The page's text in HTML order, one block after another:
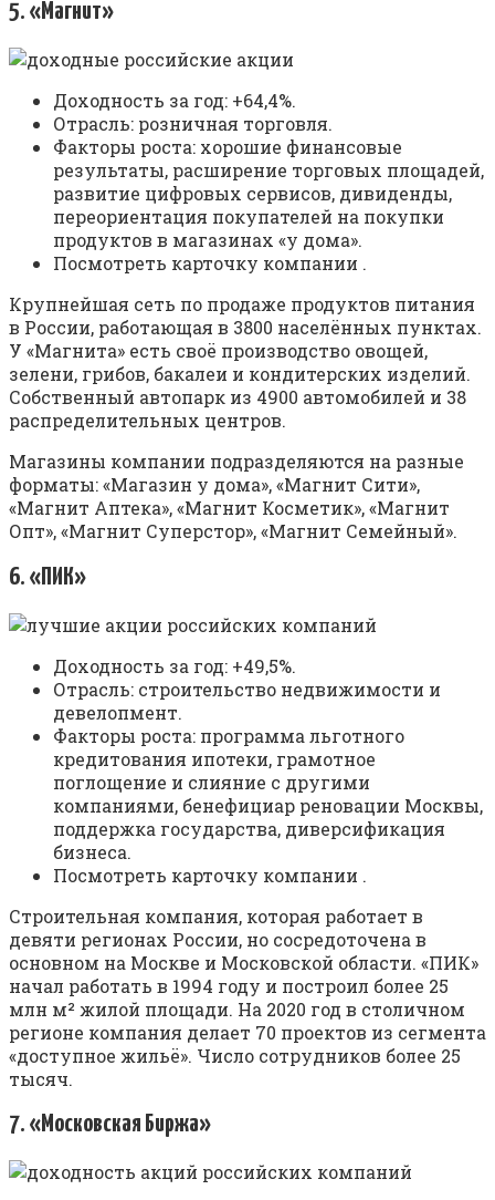
5. «Магнит»
Доходность за год: +64,4%.
Отрасль: розничная торговля.
Факторы роста: хорошие финансовые
результаты, расширение торговых площадей,
развитие цифровых сервисов, дивиденды,
переориентация покупателей на покупки
продуктов в магазинах «у дома».
Посмотреть карточку компании .
Крупнейшая сеть по продаже продуктов питания
в России, работающая в 3800 населённых пунктах.
У «Магнита» есть своё производство овощей,
зелени, грибов, бакалеи и кондитерских изделий.
Собственный автопарк из 4900 автомобилей и 38
распределительных центров.
Магазины компании подразделяются на разные
форматы: «Магазин у дома», «Магнит Сити»,
«Магнит Аптека», «Магнит Косметик», «Магнит
Опт», «Магнит Суперстор», «Магнит Семейный».
6. «ПИК»
Доходность за год: +49,5%.
Отрасль: строительство недвижимости и
девелопмент.
Факторы роста: программа льготного
кредитования ипотеки, грамотное
поглощение и слияние с другими
компаниями, бенефициар реновации Москвы,
поддержка государства, диверсификация
бизнеса.
Посмотреть карточку компании .
Строительная компания, которая работает в
девяти регионах России, но сосредоточена в
основном на Москве и Московской области. «ПИК»
начал работать в 1994 году и построил более 25
млн м² жилой площади. На 2020 год в столичном
регионе компания делает 70 проектов из сегмента
«доступное жильё». Число сотрудников более 25
тысяч.
7. «Московская Биржа»